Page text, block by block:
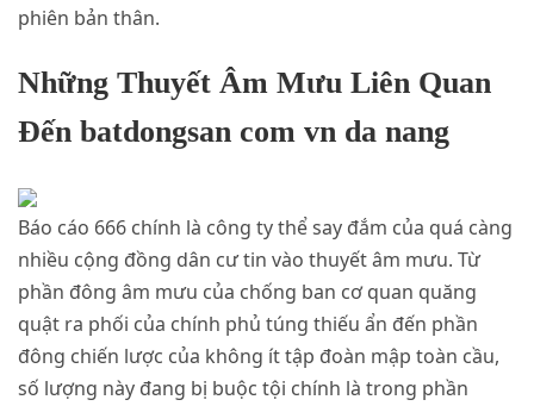
phiên bản thân.
Những Thuyết Âm Mưu Liên Quan
Đến batdongsan com vn da nang
Báo cáo 666 chính là công ty thể say đắm của quá càng
nhiều cộng đồng dân cư tin vào thuyết âm mưu. Từ
phần đông âm mưu của chống ban cơ quan quăng
quật ra phối của chính phủ túng thiếu ẩn đến phần
đông chiến lược của không ít tập đoàn mập toàn cầu,
số lượng này đang bị buộc tội chính là trong phần